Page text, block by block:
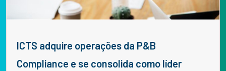
ICTS adquire operações da P&B
Compliance e se consolida como líder